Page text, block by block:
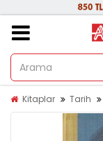
Kitaplar Tarih